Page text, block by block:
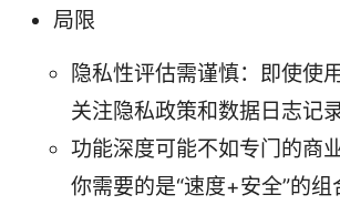
局限
隐私性评估需谨慎：即使使
关注隐私政策和数据日志记
功能深度可能不如专门的商
你需要的是“速度+安全”的